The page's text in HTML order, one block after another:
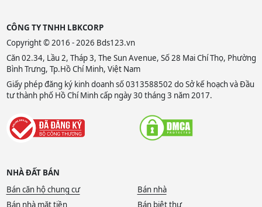
CÔNG TY TNHH LBKCORP
Copyright © 2016 - 2026 Bds123.vn
Căn 02.34, Lầu 2, Tháp 3, The Sun Avenue, Số 28 Mai Chí Thọ, Phường
Bình Trưng, Tp.Hồ Chí Minh, Việt Nam
Giấy phép đăng ký kinh doanh số 0313588502 do Sở kế hoạch và Đầu
tư thành phố Hồ Chí Minh cấp ngày 30 tháng 3 năm 2017.
NHÀ ĐẤT BÁN
Bán căn hộ chung cư
Bán nhà
Bán nhà mặt tiền
Bán biệt thự